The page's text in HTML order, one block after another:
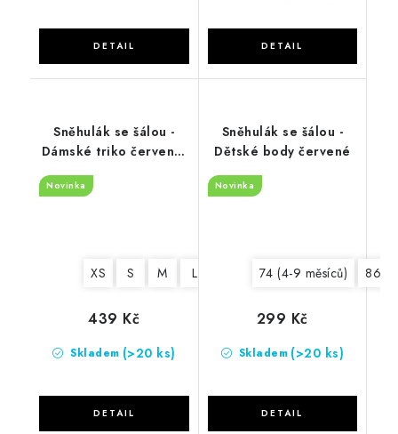
Sněhulák se šálou -
Dámské triko červené-
Novinka
XS S M L 2XL
Skladem (>20 ks)
439 Kč
Sněhulák se šálou -
Dětské body červené
Novinka
74 (4-9 měsíců) 86
Skladem (>20 ks)
299 Kč